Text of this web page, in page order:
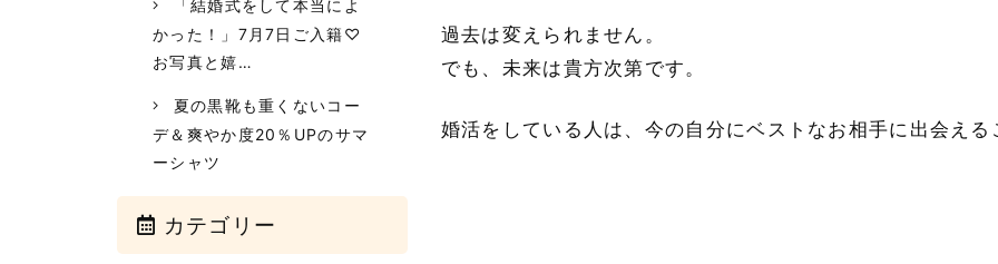
過去は変えられません。
でも、未来は貴方次第です。
婚活をしている人は、今の自分にベストなお相手に出会える
「結婚式をして本当によ
かった！」7月7日ご入籍♡
お写真と嬉…
夏の黒靴も重くないコー
デ＆爽やか度20％UPのサマ
ーシャツ
カテゴリー